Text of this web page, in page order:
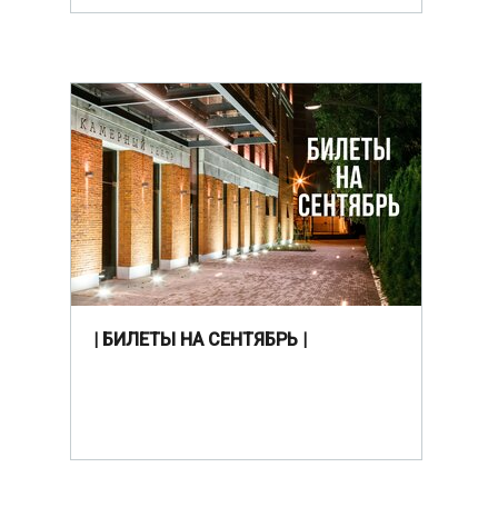
| БИЛЕТЫ НА СЕНТЯБРЬ |